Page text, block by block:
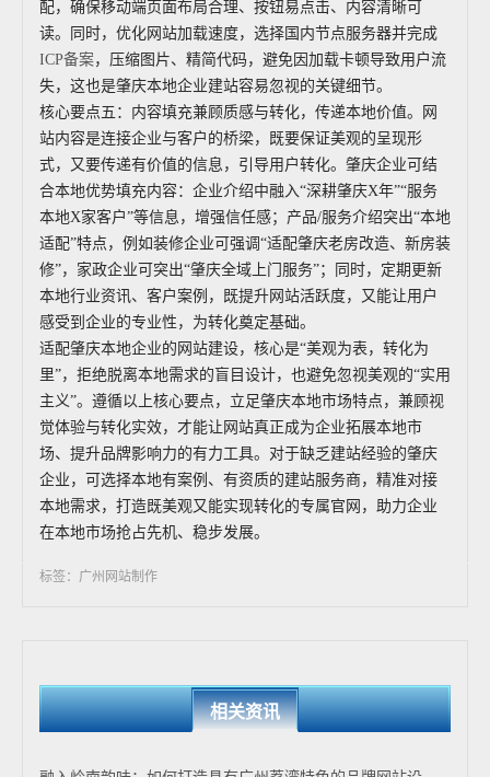
配，确保移动端页面布局合理、按钮易点击、内容清晰可
读。同时，优化网站加载速度，选择国内节点服务器并完成
ICP备案，压缩图片、精简代码，避免因加载卡顿导致用户流
失，这也是肇庆本地企业建站容易忽视的关键细节。
核心要点五：内容填充兼顾质感与转化，传递本地价值。网
站内容是连接企业与客户的桥梁，既要保证美观的呈现形
式，又要传递有价值的信息，引导用户转化。肇庆企业可结
合本地优势填充内容：企业介绍中融入“深耕肇庆X年”“服务
本地X家客户”等信息，增强信任感；产品/服务介绍突出“本地
适配”特点，例如装修企业可强调“适配肇庆老房改造、新房装
修”，家政企业可突出“肇庆全域上门服务”；同时，定期更新
本地行业资讯、客户案例，既提升网站活跃度，又能让用户
感受到企业的专业性，为转化奠定基础。
适配肇庆本地企业的网站建设，核心是“美观为表，转化为
里”，拒绝脱离本地需求的盲目设计，也避免忽视美观的“实用
主义”。遵循以上核心要点，立足肇庆本地市场特点，兼顾视
觉体验与转化实效，才能让网站真正成为企业拓展本地市
场、提升品牌影响力的有力工具。对于缺乏建站经验的肇庆
企业，可选择本地有案例、有资质的建站服务商，精准对接
本地需求，打造既美观又能实现转化的专属官网，助力企业
在本地市场抢占先机、稳步发展。
标签：广州网站制作
相关资讯